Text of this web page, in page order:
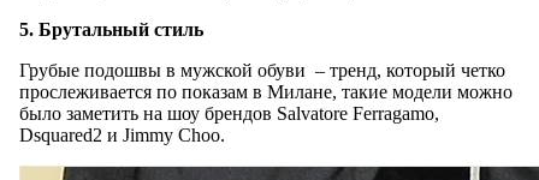
5. Брутальный стиль
Грубые подошвы в мужской обуви – тренд, который четко
прослеживается по показам в Милане, такие модели можно
было заметить на шоу брендов Salvatore Ferragamo,
Dsquared2 и Jimmy Choo.